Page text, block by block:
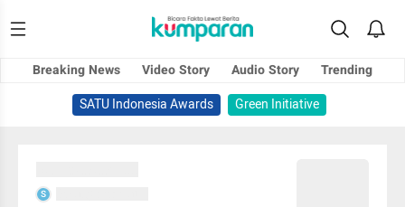
Breaking News Video Story Audio Story
Trending
SATU Indonesia Awards
Green Initiative
S